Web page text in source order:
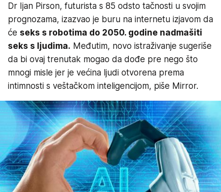
Dr Ijan Pirson, futurista s 85 odsto tačnosti u svojim
prognozama, izazvao je buru na internetu izjavom da
će seks s robotima do 2050. godine nadmašiti
seks s ljudima. Međutim, novo istraživanje sugeriše
da bi ovaj trenutak mogao da dođe pre nego što
mnogi misle jer je većina ljudi otvorena prema
intimnosti s veštačkom inteligencijom, piše Mirror.